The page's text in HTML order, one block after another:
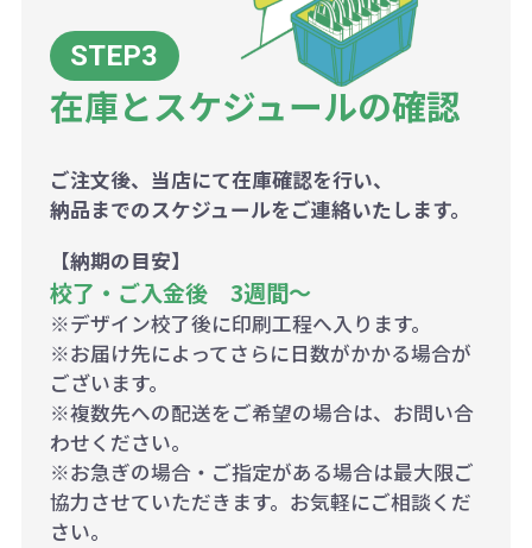
在庫とスケジュールの確認
ご注文後、当店にて在庫確認を行い、
納品までのスケジュールをご連絡いたします。
【納期の目安】
校了・ご入金後 3週間～
※デザイン校了後に印刷工程へ入ります。
※お届け先によってさらに日数がかかる場合が
ございます。
※複数先への配送をご希望の場合は、お問い合
わせください。
※お急ぎの場合・ご指定がある場合は最大限ご
協力させていただきます。お気軽にご相談くだ
さい。